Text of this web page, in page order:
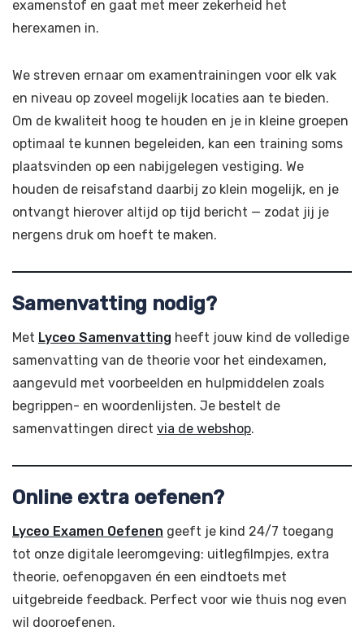
examenstof en gaat met meer zekerheid het
herexamen in.
We streven ernaar om examentrainingen voor elk vak
en niveau op zoveel mogelijk locaties aan te bieden.
Om de kwaliteit hoog te houden en je in kleine groepen
optimaal te kunnen begeleiden, kan een training soms
plaatsvinden op een nabijgelegen vestiging. We
houden de reisafstand daarbij zo klein mogelijk, en je
ontvangt hierover altijd op tijd bericht — zodat jij je
nergens druk om hoeft te maken.
Samenvatting nodig?
Met Lyceo Samenvatting heeft jouw kind de volledige
samenvatting van de theorie voor het eindexamen,
aangevuld met voorbeelden en hulpmiddelen zoals
begrippen- en woordenlijsten. Je bestelt de
samenvattingen direct via de webshop.
Online extra oefenen?
Lyceo Examen Oefenen geeft je kind 24/7 toegang
tot onze digitale leeromgeving: uitlegfilmpjes, extra
theorie, oefenopgaven én een eindtoets met
uitgebreide feedback. Perfect voor wie thuis nog even
wil dooroefenen.